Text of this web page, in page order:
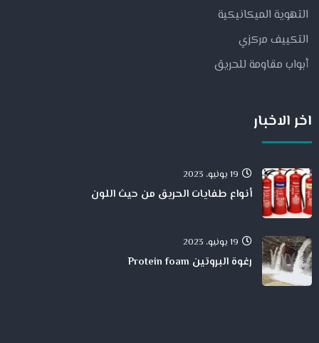
التهوية الميكانيكية
التكييف مركزي
أبواب مقاومة للحريق
اخر الاخبار
19 يونيو، 2023
أنواع طفايات الحريق من حيث اللون
19 يونيو، 2023
رغوة البروتين Protein foam